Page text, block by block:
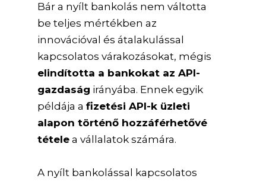
Bár a nyílt bankolás nem váltotta
be teljes mértékben az
innovációval és átalakulással
kapcsolatos várakozásokat, mégis
elindította a bankokat az API-
gazdaság irányába. Ennek egyik
példája afizetési API-k üzleti
alapon történő hozzáférhetővé
tétele a vállalatok számára.
A nyílt bankolással kapcsolatos